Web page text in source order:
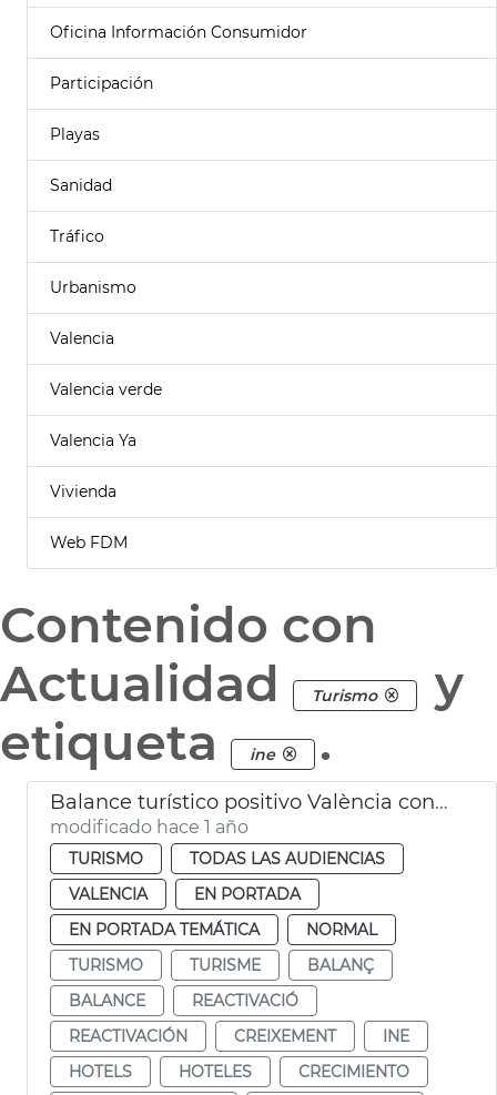
Oficina Información Consumidor
Participación
Playas
Sanidad
Tráfico
Urbanismo
Valencia
Valencia verde
Valencia Ya
Vivienda
Web FDM
Contenido con
Actualidad
Turismo
y
etiqueta
ine .
Balance turístico positivo València con un 10 % más de pernoctaciones en 2024
modificado hace 1 año
TURISMO
TODAS LAS AUDIENCIAS
VALENCIA
EN PORTADA
EN PORTADA TEMÁTICA
NORMAL
TURISMO
TURISME
BALANÇ
BALANCE
REACTIVACIÓ
REACTIVACIÓN
CREIXEMENT
INE
HOTELS
HOTELES
CRECIMIENTO